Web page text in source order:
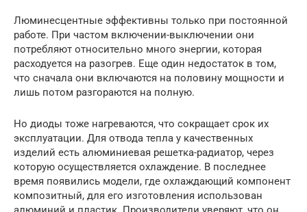
Люминесцентные эффективны только при постоянной
работе. При частом включении-выключении они
потребляют относительно много энергии, которая
расходуется на разогрев. Еще один недостаток в том,
что сначала они включаются на половину мощности и
лишь потом разгораются на полную.
Но диоды тоже нагреваются, что сокращает срок их
эксплуатации. Для отвода тепла у качественных
изделий есть алюминиевая решетка-радиатор, через
которую осуществляется охлаждение. В последнее
время появились модели, где охлаждающий компонент
композитный, для его изготовления использован